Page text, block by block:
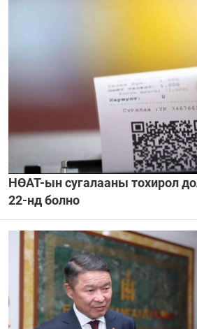
НӨАТ-ын сугалааны тохирол
22-нд болно